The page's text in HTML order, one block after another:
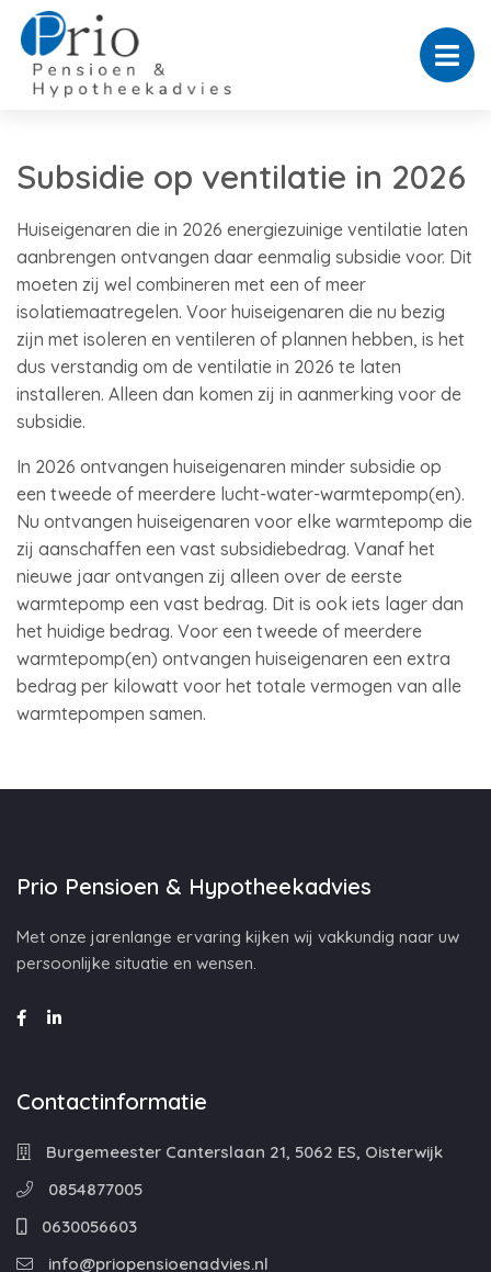
Subsidie op ventilatie in 2026
Huiseigenaren die in 2026 energiezuinige ventilatie laten
aanbrengen ontvangen daar eenmalig subsidie voor. Dit
moeten zij wel combineren met een of meer
isolatiemaatregelen. Voor huiseigenaren die nu bezig
zijn met isoleren en ventileren of plannen hebben, is het
dus verstandig om de ventilatie in 2026 te laten
installeren. Alleen dan komen zij in aanmerking voor de
subsidie.
In 2026 ontvangen huiseigenaren minder subsidie op
een tweede of meerdere lucht-water-warmtepomp(en).
Nu ontvangen huiseigenaren voor elke warmtepomp die
zij aanschaffen een vast subsidiebedrag. Vanaf het
nieuwe jaar ontvangen zij alleen over de eerste
warmtepomp een vast bedrag. Dit is ook iets lager dan
het huidige bedrag. Voor een tweede of meerdere
warmtepomp(en) ontvangen huiseigenaren een extra
bedrag per kilowatt voor het totale vermogen van alle
warmtepompen samen.
Prio Pensioen & Hypotheekadvies
Met onze jarenlange ervaring kijken wij vakkundig naar uw
persoonlijke situatie en wensen.
Contactinformatie
Burgemeester Canterslaan 21, 5062 ES, Oisterwijk
0854877005
0630056603
info@priopensioenadvies.nl